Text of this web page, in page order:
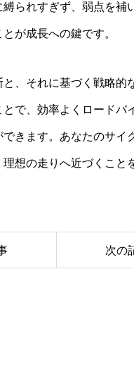
縛られすぎず、弱点を補
が成長への鍵です。
と、それに基づく戦略的
で、効率よくロードバ
きます。あなたのサイ
想の走りへ近づくこと
次の